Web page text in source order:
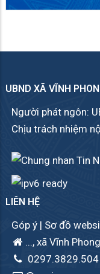
UBND XÃ VĨNH
Người phát ngôn:
Chịu trách nhiệm
LIÊN HỆ
Góp ý | Sơ đồ
..., xã Vĩnh
0297.3829.504